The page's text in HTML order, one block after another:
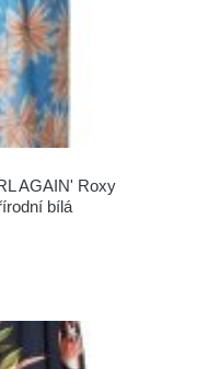
AGAIN' Roxy
bílá